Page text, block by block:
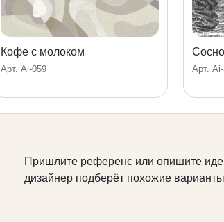
Кофе с молоком
Арт. Ai-059 Арт.
Пришлите референс или опишите
дизайнер подберёт похожие